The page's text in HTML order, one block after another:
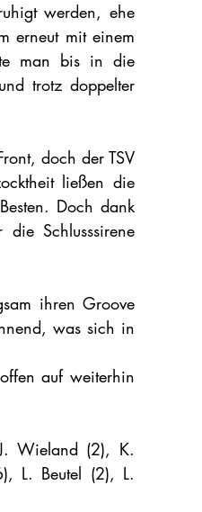
werden, ehe
erneut mit einem
man bis in die
trotz doppelter
doch der TSV
ließen die
Doch dank
Schlusssirene
ihren Groove
was sich in
auf weiterhin
Wieland (2), K.
L. Beutel (2), L.